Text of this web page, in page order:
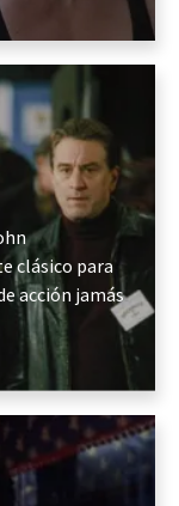
clásico para
acción jamás